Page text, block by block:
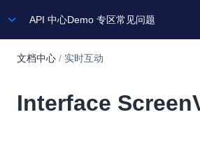
API 中心Demo 专区常见问题
文档中心 / 实时互动
Interface